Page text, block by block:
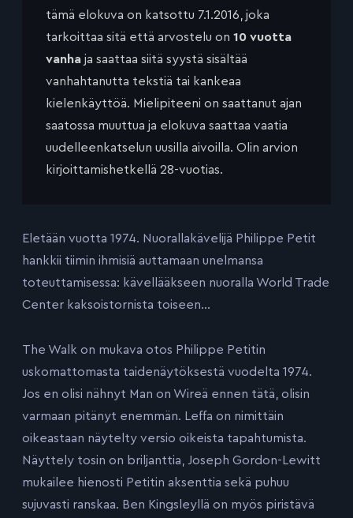
tämä elokuva on katsottu 7.1.2016, joka
tarkoittaa sitä että arvostelu on 10 vuotta
vanha ja saattaa siitä syystä sisältää
vanhahtanutta tekstiä tai kankeaa
kielenkäyttöä. Mielipiteeni on saattanut ajan
saatossa muuttua ja elokuva saattaa vaatia
uudelleenkatselun uusilla aivoilla. Olin arvion
kirjoittamishetkellä 28-vuotias.
Eletään vuotta 1974. Nuorallakävelijä Philippe Petit
hankkii tiimin ihmisiä auttamaan unelmansa
toteuttamisessa: kävellääkseen nuoralla World Trade
Center kaksoistornista toiseen…
The Walk on mukava otos Philippe Petitin
uskomattomasta taidenäytöksestä vuodelta 1974.
Jos en olisi nähnyt Man on Wireä ennen tätä, olisin
varmaan pitänyt enemmän. Leffa on nimittäin
oikeastaan näytelty versio oikeista tapahtumista.
Näyttely tosin on briljanttia, Joseph Gordon-Lewitt
mukailee hienosti Petitin aksenttia sekä puhuu
sujuvasti ranskaa. Ben Kingsleyllä on myös piristävä